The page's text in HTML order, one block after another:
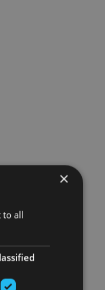
×
to all